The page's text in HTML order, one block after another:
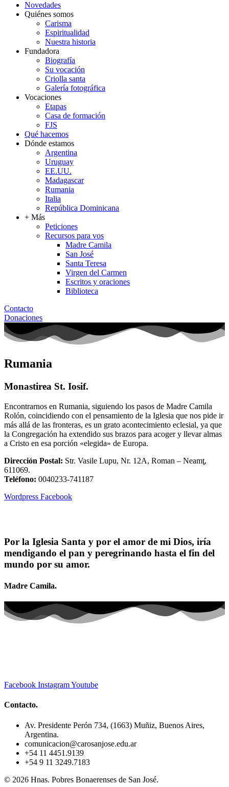
Novedades
Quiénes somos
Carisma
Espiritualidad
Nuestra historia
Fundadora
Biografía
Su vocación
Criolla santa
Galería fotográfica
Vocaciones
Etapas
Casa de formación
FJS
Qué hacemos
Dónde estamos
Argentina
Uruguay
EE.UU.
Madagascar
Rumania
Italia
República Dominicana
+ Más
Peticiones
Recursos para vos
Madre Camila
San José
Santa Teresa
Virgen del Carmen
Escritos y oraciones
Biblioteca
Contacto
Donaciones
Rumania
Monastirea St. Iosif.
Encontrarnos en Rumania, siguiendo los pasos de Madre Camila
Rolón, coincidiendo con el pensamiento de la Iglesia que nos pide ir
más allá de las fronteras, es un grato acontecimiento eclesial, ya que
la Congregación ha extendido sus brazos para acoger y llevar almas
a Cristo en esa porción «elegida» de Europa.
Dirección Postal: Str. Vasile Lupu, Nr. 12A, Roman – Neamţ,
611069.
Teléfono: 0040233-741187
Wordpress Facebook
Por la Iglesia Santa y por el amor de mi Dios, iría
mendigando el pan y peregrinando hasta el fin del
mundo por su amor.
Madre Camila.
Facebook InstagramYoutube
Contacto.
Av. Presidente Perón 734, (1663) Muñiz, Buenos Aires,
Argentina.
comunicacion@carosanjose.edu.ar
+54 11 4451.9139
+54 9 11 3249.7183
© 2026 Hnas. Pobres Bonaerenses de San José.